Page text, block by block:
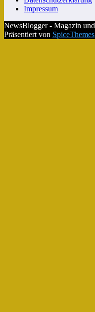
Impressum
NewsBlogger - Magazin
Präsentiert von SpiceThemes